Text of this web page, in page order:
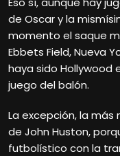
de Oscar y la
momento el saque
Ebbets Field, Nueva
haya sido Hollywood
juego del balón.
La excepción, la
de John Huston,
futbolístico con la